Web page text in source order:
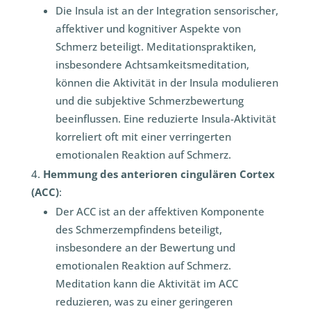
Die Insula ist an der Integration sensorischer,
affektiver und kognitiver Aspekte von
Schmerz beteiligt. Meditationspraktiken,
insbesondere Achtsamkeitsmeditation,
können die Aktivität in der Insula modulieren
und die subjektive Schmerzbewertung
beeinflussen. Eine reduzierte Insula-Aktivität
korreliert oft mit einer verringerten
emotionalen Reaktion auf Schmerz.
Hemmung des anterioren cingulären Cortex
(ACC):
Der ACC ist an der affektiven Komponente
des Schmerzempfindens beteiligt,
insbesondere an der Bewertung und
emotionalen Reaktion auf Schmerz.
Meditation kann die Aktivität im ACC
reduzieren, was zu einer geringeren